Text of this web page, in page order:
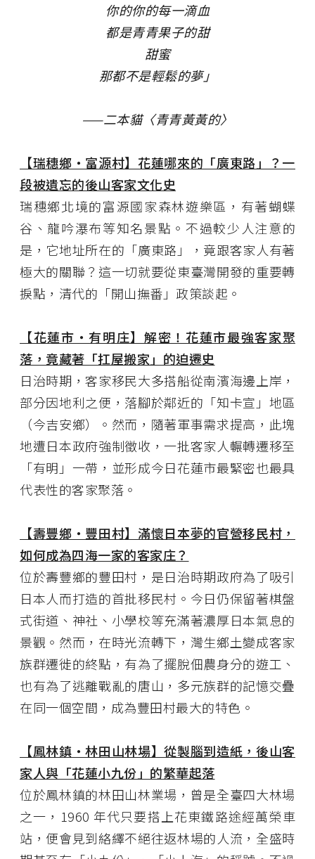
你的你的每一滴血
都是青青果子的甜
甜蜜
那都不是輕鬆的夢」
——二本貓〈青青黃黃的〉
【瑞穗鄉・富源村】花蓮哪來的「廣東路」？一
段被遺忘的後山客家文化史
瑞穗鄉北境的富源國家森林遊樂區，有著蝴蝶
谷、龍吟瀑布等知名景點。不過較少人注意的
是，它地址所在的「廣東路」，竟跟客家人有著
極大的關聯？這一切就要從東臺灣開發的重要轉
捩點，清代的「開山撫番」政策談起。
【花蓮市・有明庄】解密！花蓮市最強客家聚
落，竟藏著「扛屋搬家」的迫遷史
日治時期，客家移民大多搭船從南濱海邊上岸，
部分因地利之便，落腳於鄰近的「知卡宣」地區
（今吉安鄉）。然而，隨著軍事需求提高，此塊
地遭日本政府強制徵收，一批客家人輾轉遷移至
「有明」一帶，並形成今日花蓮市最緊密也最具
代表性的客家聚落。
【壽豐鄉・豐田村】滿懷日本夢的官營移民村，
如何成為四海一家的客家庄？
位於壽豐鄉的豐田村，是日治時期政府為了吸引
日本人而打造的首批移民村。今日仍保留著棋盤
式街道、神社、小學校等充滿著濃厚日本氣息的
景觀。然而，在時光流轉下，灣生鄉土變成客家
族群遷徙的終點，有為了擺脫佃農身分的遊工、
也有為了逃離戰亂的唐山，多元族群的記憶交疊
在同一個空間，成為豐田村最大的特色。
【鳳林鎮・林田山林場】從製腦到造紙，後山客
家人與「花蓮小九份」的繁華起落
位於鳳林鎮的林田山林業場，曾是全臺四大林場
之一，1960 年代只要搭上花東鐵路途經萬榮車
站，便會見到絡繹不絕往返林場的人流，全盛時